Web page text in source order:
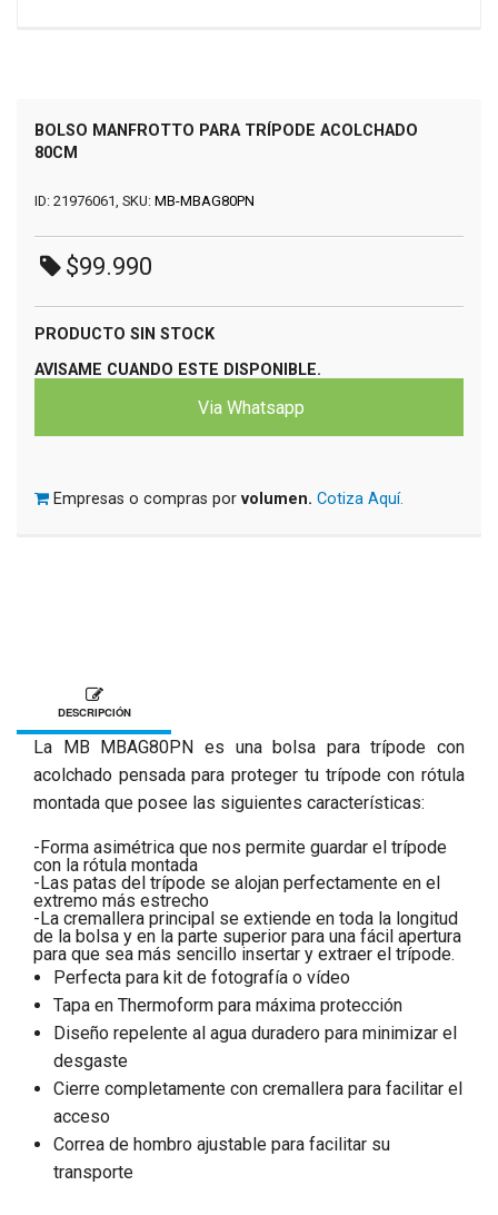
BOLSO MANFROTTO PARA TRÍPODE ACOLCHADO
80CM
ID: 21976061, SKU: MB-MBAG80PN
$99.990
PRODUCTO SIN STOCK
AVISAME CUANDO ESTE DISPONIBLE.
Via Whatsapp
Empresas o compras por volumen. Cotiza Aquí.
DESCRIPCIÓN
La MB MBAG80PN es una bolsa para trípode con
acolchado pensada para proteger tu trípode con rótula
montada que posee las siguientes características:
-Forma asimétrica que nos permite guardar el trípode
con la rótula montada
-Las patas del trípode se alojan perfectamente en el
extremo más estrecho
-La cremallera principal se extiende en toda la longitud
de la bolsa y en la parte superior para una fácil apertura
para que sea más sencillo insertar y extraer el trípode.
Perfecta para kit de fotografía o vídeo
Tapa en Thermoform para máxima protección
Diseño repelente al agua duradero para minimizar el
desgaste
Cierre completamente con cremallera para facilitar el
acceso
Correa de hombro ajustable para facilitar su
transporte